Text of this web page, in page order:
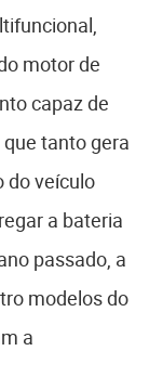
motor de
capaz de
tanto gera
do veículo
a bateria
passado, a
modelos do
a